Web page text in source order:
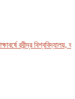
রবীন্দ্র বিশ্ববিদ্যালয়,